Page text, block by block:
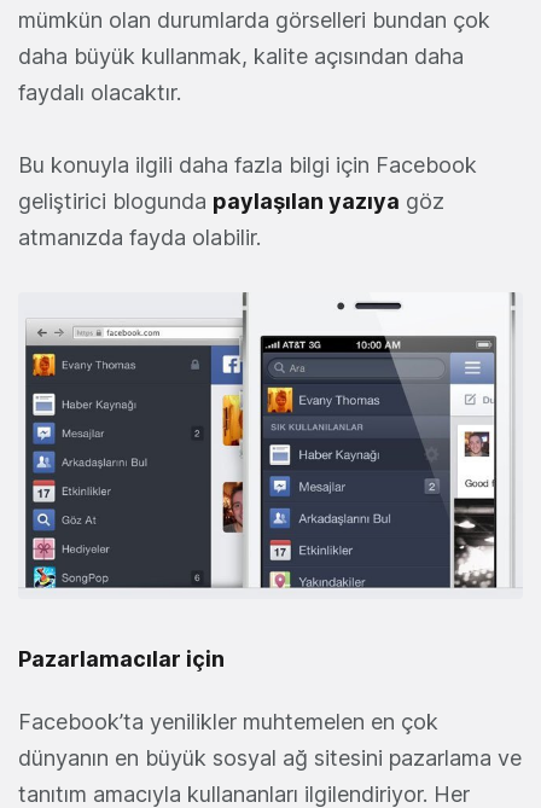
mümkün olan durumlarda görselleri bundan çok
daha büyük kullanmak, kalite açısından daha
faydalı olacaktır.
Bu konuyla ilgili daha fazla bilgi için Facebook
geliştirici blogunda paylaşılan yazıya göz
atmanızda fayda olabilir.
Pazarlamacılar için
Facebook’ta yenilikler muhtemelen en çok
dünyanın en büyük sosyal ağ sitesini pazarlama ve
tanıtım amacıyla kullananları ilgilendiriyor. Her